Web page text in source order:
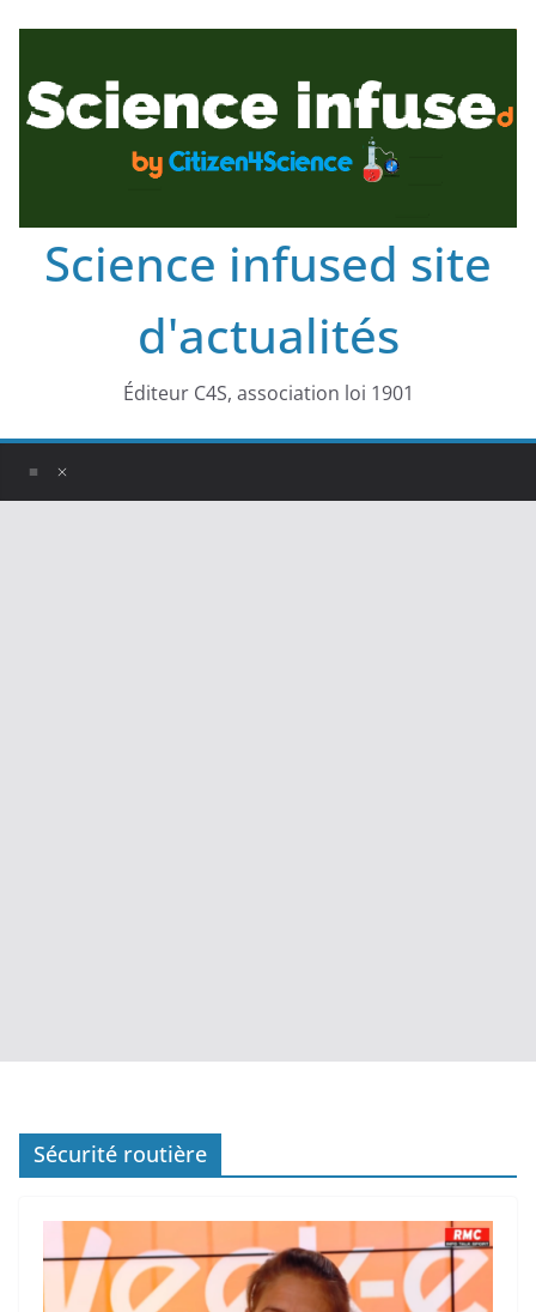
Science infused site
d'actualités
Éditeur C4S, association loi 1901
Sécurité routière